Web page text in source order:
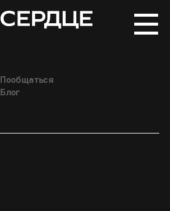
Пообщаться
Блог